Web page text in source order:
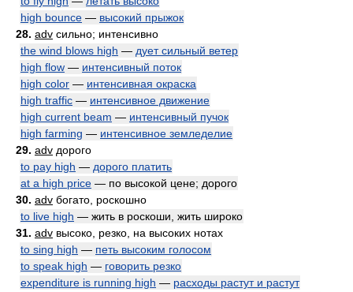
high bounce — высокий прыжок
28. adv сильно; интенсивно
the wind blows high — дует сильный ветер
high flow — интенсивный поток
high color — интенсивная окраска
high traffic — интенсивное движение
high current beam — интенсивный пучок
high farming — интенсивное земледелие
29. adv дорого
to pay high — дорого платить
at a high price — по высокой цене; дорого
30. adv богато, роскошно
to live high — жить в роскоши, жить широко
31. adv высоко, резко, на высоких нотах
to sing high — петь высоким голосом
to speak high — говорить резко
expenditure is running high — расходы растут и растут